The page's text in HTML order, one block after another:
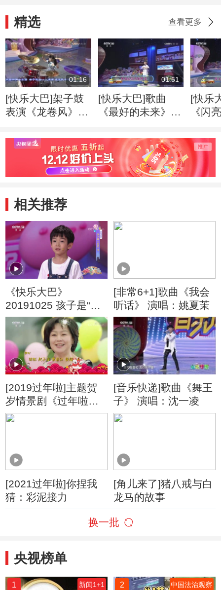
精选 查看更多
01:16
[快乐大巴]架子鼓
表演《龙卷风》
01:51
[快乐大巴]歌曲
《最好的未来》
[快乐
《闪
相关推荐
《快乐大巴》
20191025 孩子是“黑
洞”吗？
[非常6+1]歌曲《我会
听话》 演唱：姚夏茉
[2019过年啦]主题贺
岁情景剧《过年啦》
第6集
[音乐快递]歌曲《舞王
子》 演唱：沈一凌
[2021过年啦]你捏我
猜：彩泥接力
[角儿来了]猪八戒与白
龙马的故事
换一批
央视榜单
1 新闻1+1 2 中国法治观察